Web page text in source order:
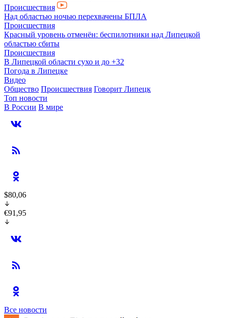
Происшествия
Над областью ночью перехвачены БПЛА
Происшествия
Красный уровень отменён: беспилотники над Липецкой
областью сбиты
Происшествия
В Липецкой области сухо и до +32
Погода в Липецке
Видео
Общество Происшествия Говорит Липецк
Топ новости
В России В мире
$80,06
€91,95
Все новости